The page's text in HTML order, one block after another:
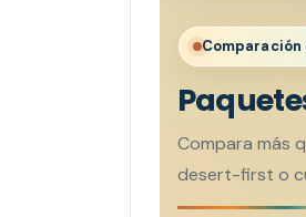
Compara más
desert-first o